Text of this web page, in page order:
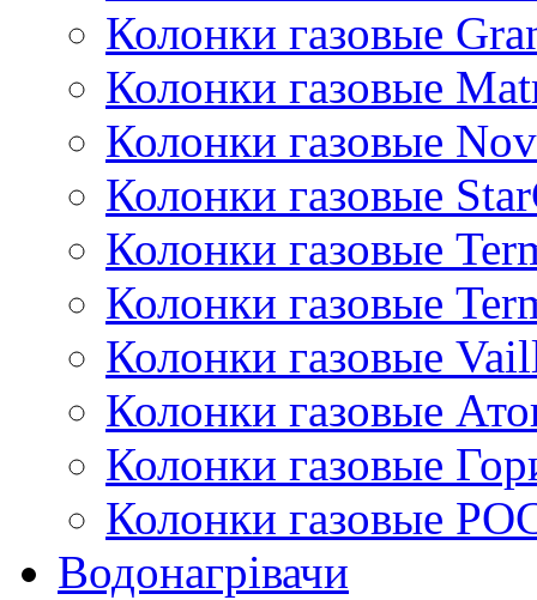
Колонки газовые
Колонки газовые
Колонки газовые
Колонки газовые
Колонки газовые
Колонки газовые
Колонки газовые
Колонки газовые
Колонки газовые
Колонки газовые
Водонагрівачи